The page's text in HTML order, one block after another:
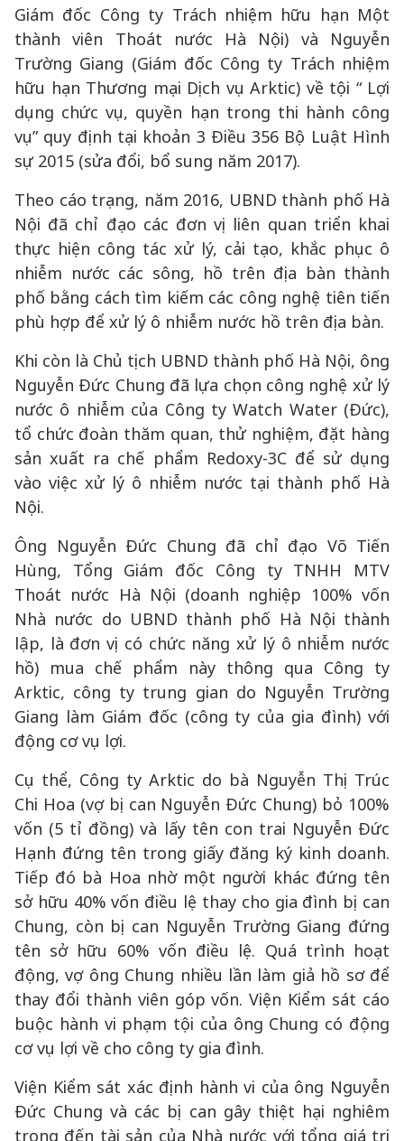
Giám đốc Công ty Trách nhiệm hữu hạn Một
thành viên Thoát nước Hà Nội) và Nguyễn
Trường Giang (Giám đốc Công ty Trách nhiệm
hữu hạn Thương mại Dịch vụ Arktic) về tội “ Lợi
dụng chức vụ, quyền hạn trong thi hành công
vụ” quy định tại khoản 3 Điều 356 Bộ Luật Hình
sự 2015 (sửa đổi, bổ sung năm 2017).
Theo cáo trạng, năm 2016, UBND thành phố Hà
Nội đã chỉ đạo các đơn vị liên quan triển khai
thực hiện công tác xử lý, cải tạo, khắc phục ô
nhiễm nước các sông, hồ trên địa bàn thành
phố bằng cách tìm kiếm các công nghệ tiên tiến
phù hợp để xử lý ô nhiễm nước hồ trên địa bàn.
Khi còn là Chủ tịch UBND thành phố Hà Nội, ông
Nguyễn Đức Chung đã lựa chọn công nghệ xử lý
nước ô nhiễm của Công ty Watch Water (Đức),
tổ chức đoàn thăm quan, thử nghiệm, đặt hàng
sản xuất ra chế phẩm Redoxy-3C để sử dụng
vào việc xử lý ô nhiễm nước tại thành phố Hà
Nội.
Ông Nguyễn Đức Chung đã chỉ đạo Võ Tiến
Hùng, Tổng Giám đốc Công ty TNHH MTV
Thoát nước Hà Nội (doanh nghiệp 100% vốn
Nhà nước do UBND thành phố Hà Nội thành
lập, là đơn vị có chức năng xử lý ô nhiễm nước
hồ) mua chế phẩm này thông qua Công ty
Arktic, công ty trung gian do Nguyễn Trường
Giang làm Giám đốc (công ty của gia đình) với
động cơ vụ lợi.
Cụ thể, Công ty Arktic do bà Nguyễn Thị Trúc
Chi Hoa (vợ bị can Nguyễn Đức Chung) bỏ 100%
vốn (5 tỉ đồng) và lấy tên con trai Nguyễn Đức
Hạnh đứng tên trong giấy đăng ký kinh doanh.
Tiếp đó bà Hoa nhờ một người khác đứng tên
sở hữu 40% vốn điều lệ thay cho gia đình bị can
Chung, còn bị can Nguyễn Trường Giang đứng
tên sở hữu 60% vốn điều lệ. Quá trình hoạt
động, vợ ông Chung nhiều lần làm giả hồ sơ để
thay đổi thành viên góp vốn. Viện Kiểm sát cáo
buộc hành vi phạm tội của ông Chung có động
cơ vụ lợi về cho công ty gia đình.
Viện Kiểm sát xác định hành vi của ông Nguyễn
Đức Chung và các bị can gây thiệt hại nghiêm
trọng đến tài sản của Nhà nước với tổng giá trị